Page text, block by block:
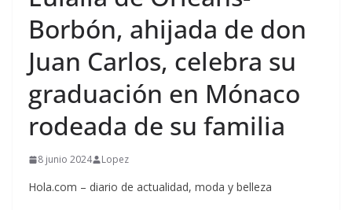
Borbón, ahijada de don
Juan Carlos, celebra su
graduación en Mónaco
rodeada de su familia
8 junio 2024 Lopez
Hola.com – diario de actualidad, moda y belleza